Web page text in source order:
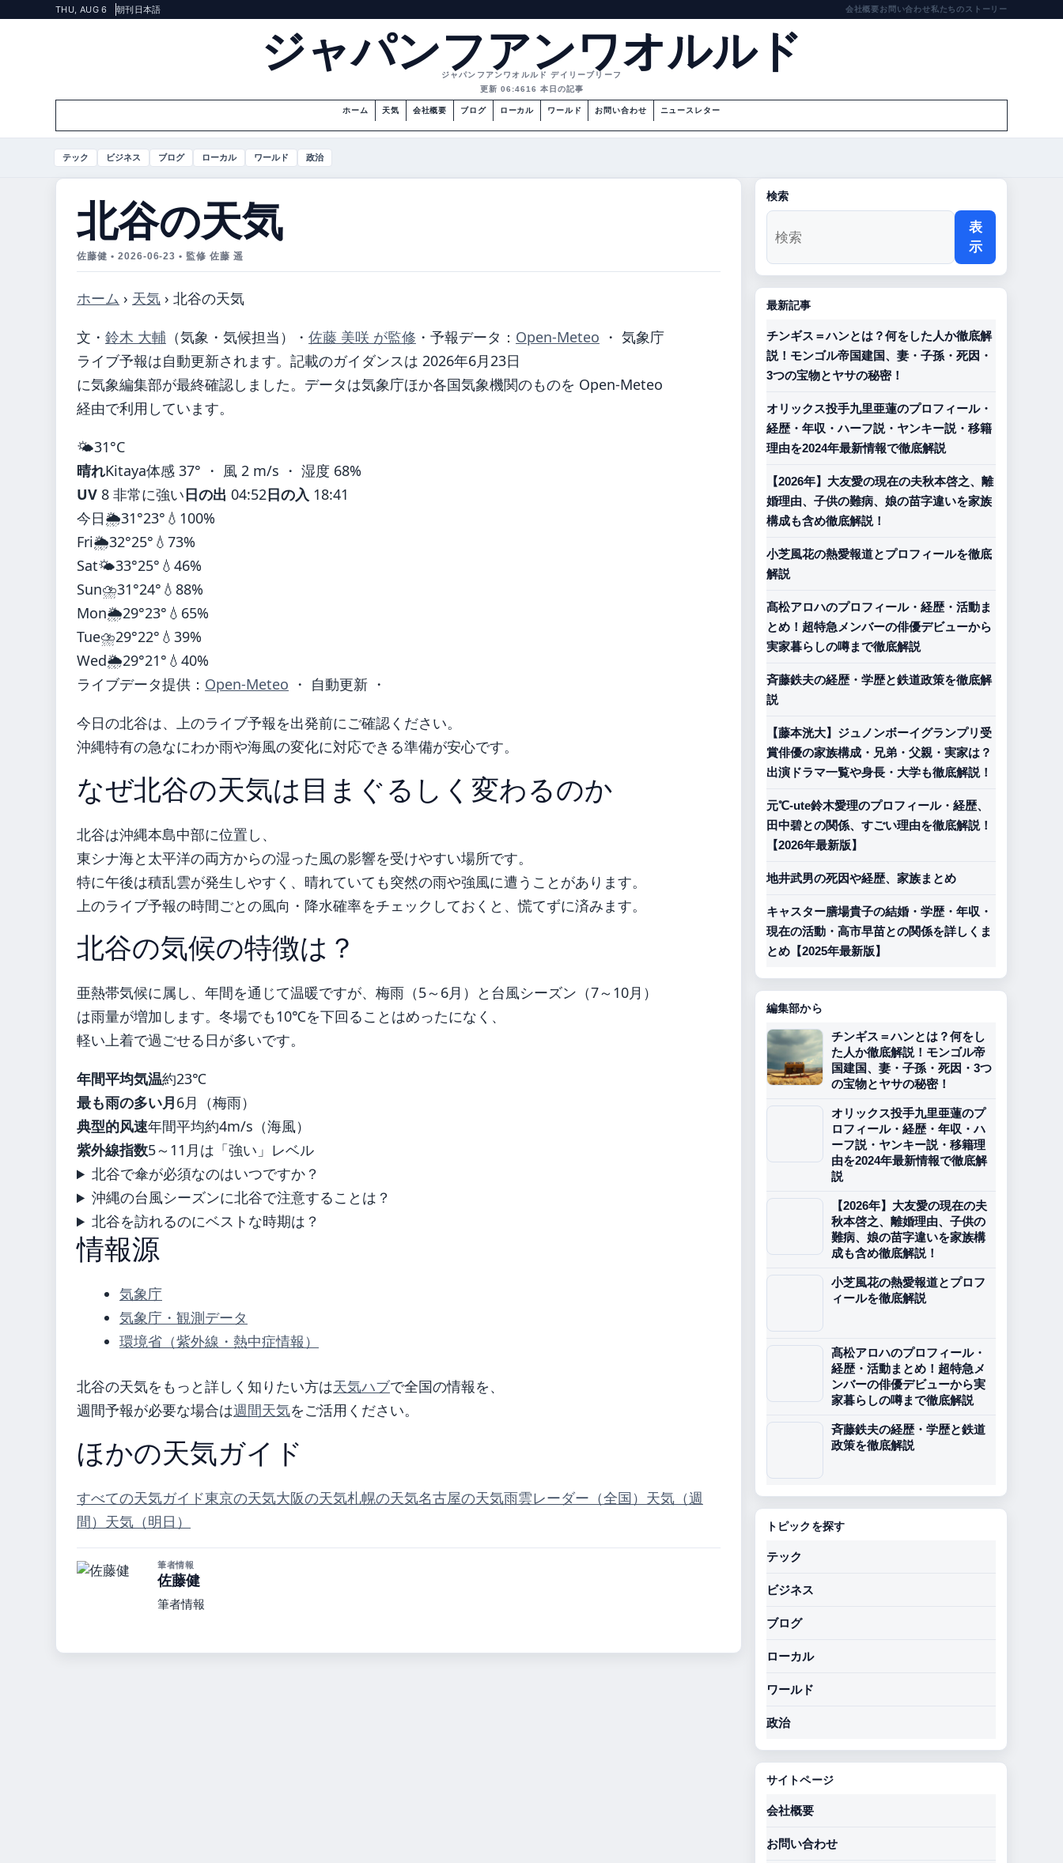
THU, AUG 6 朝刊 日本語 会社概要お問い合わせ私たちのストーリー
ジャパンフアンワオルルド
ジャパンフアンワオルルド デイリーブリーフ
更新 06:4616 本日の記事
ホーム 天気 会社概要 ブログ ローカル ワールド お問い合わせ ニュースレター
テック ビジネス ブログ ローカル ワールド 政治
北谷の天気
佐藤健 • 2026-06-23 • 監修 佐藤 遥
ホーム › 天気 › 北谷の天気
文・ 鈴木 大輔 （気象・気候担当） ・ 佐藤 美咲 が監修 ・ 予報データ： Open-Meteo ・ 気象庁
ライブ予報は自動更新されます。記載のガイダンスは 2026年6月23日
に気象編集部が最終確認しました。データは気象庁ほか各国気象機関のものを Open-Meteo
経由で利用しています。
🌤️31°C
晴れKitaya体感 37° ・ 風 2 m/s ・ 湿度 68%
UV 8 非常に強い日の出 04:52日の入 18:41
今日🌦️31°23° 💧100%
Fri🌦️32°25° 💧73%
Sat🌤️33°25° 💧46%
Sun⛈️31°24° 💧88%
Mon🌦️29°23° 💧65%
Tue⛈️29°22° 💧39%
Wed🌦️29°21° 💧40%
ライブデータ提供： Open-Meteo ・ 自動更新 ・
今日の北谷は、上のライブ予報を出発前にご確認ください。
沖縄特有の急なにわか雨や海風の変化に対応できる準備が安心です。
なぜ北谷の天気は目まぐるしく変わるのか
北谷は沖縄本島中部に位置し、
東シナ海と太平洋の両方からの湿った風の影響を受けやすい場所です。
特に午後は積乱雲が発生しやすく、晴れていても突然の雨や強風に遭うことがあります。
上のライブ予報の時間ごとの風向・降水確率をチェックしておくと、慌てずに済みます。
北谷の気候の特徴は？
亜熱帯気候に属し、年間を通じて温暖ですが、梅雨（5～6月）と台風シーズン（7～10月）
は雨量が増加します。冬場でも10℃を下回ることはめったになく、
軽い上着で過ごせる日が多いです。
年間平均気温約23℃
最も雨の多い月6月（梅雨）
典型的风速年間平均約4m/s（海風）
紫外線指数5～11月は「強い」レベル
北谷で傘が必須なのはいつですか？
沖縄の台風シーズンに北谷で注意することは？
北谷を訪れるのにベストな時期は？
情報源
気象庁
気象庁・観測データ
環境省（紫外線・熱中症情報）
北谷の天気をもっと詳しく知りたい方は天気ハブで全国の情報を、
週間予報が必要な場合は週間天気をご活用ください。
ほかの天気ガイド
すべての天気ガイド東京の天気大阪の天気札幌の天気名古屋の天気雨雲レーダー（全国） 天気（週
間） 天気（明日）
筆者情報
佐藤健
筆者情報
検索
表
示
最新記事
チンギス＝ハンとは？何をした人か徹底解
説！モンゴル帝国建国、妻・子孫・死因・
3つの宝物とヤサの秘密！
オリックス投手九里亜蓮のプロフィール・
経歴・年収・ハーフ説・ヤンキー説・移籍
理由を2024年最新情報で徹底解説
【2026年】大友愛の現在の夫秋本啓之、離
婚理由、子供の難病、娘の苗字違いを家族
構成も含め徹底解説！
小芝風花の熱愛報道とプロフィールを徹底
解説
髙松アロハのプロフィール・経歴・活動ま
とめ！超特急メンバーの俳優デビューから
実家暮らしの噂まで徹底解説
斉藤鉄夫の経歴・学歴と鉄道政策を徹底解
説
【藤本洸大】ジュノンボーイグランプリ受
賞俳優の家族構成・兄弟・父親・実家は？
出演ドラマ一覧や身長・大学も徹底解説！
元℃-ute鈴木愛理のプロフィール・経歴、
田中碧との関係、すごい理由を徹底解説！
【2026年最新版】
地井武男の死因や経歴、家族まとめ
キャスター膳場貴子の結婚・学歴・年収・
現在の活動・高市早苗との関係を詳しくま
とめ【2025年最新版】
編集部から
チンギス＝ハンとは？何をし
た人か徹底解説！モンゴル帝
国建国、妻・子孫・死因・3つ
の宝物とヤサの秘密！
オリックス投手九里亜蓮のプ
ロフィール・経歴・年収・ハ
ーフ説・ヤンキー説・移籍理
由を2024年最新情報で徹底解
説
【2026年】大友愛の現在の夫
秋本啓之、離婚理由、子供の
難病、娘の苗字違いを家族構
成も含め徹底解説！
小芝風花の熱愛報道とプロフ
ィールを徹底解説
髙松アロハのプロフィール・
経歴・活動まとめ！超特急メ
ンバーの俳優デビューから実
家暮らしの噂まで徹底解説
斉藤鉄夫の経歴・学歴と鉄道
政策を徹底解説
トピックを探す
テック
ビジネス
ブログ
ローカル
ワールド
政治
サイトページ
会社概要
お問い合わせ